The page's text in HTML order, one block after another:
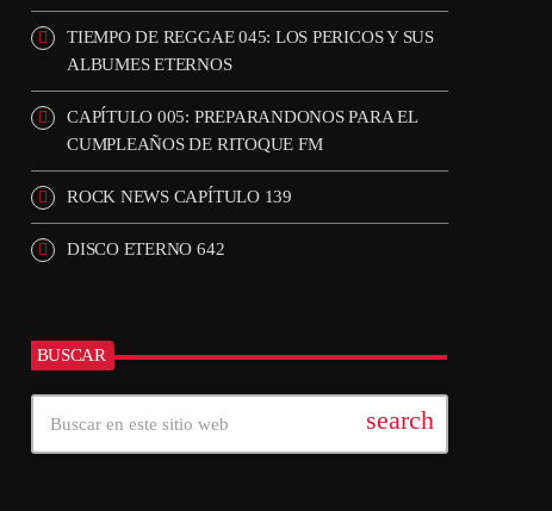
TIEMPO DE REGGAE 045: LOS PERICOS Y SUS
ALBUMES ETERNOS
CAPÍTULO 005: PREPARANDONOS PARA EL
CUMPLEAÑOS DE RITOQUE FM
ROCK NEWS CAPÍTULO 139
DISCO ETERNO 642
BUSCAR
search